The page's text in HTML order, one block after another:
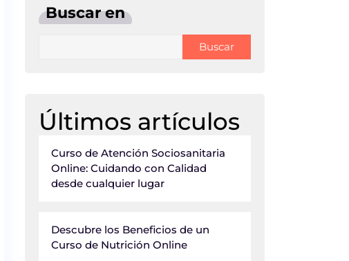
Buscar en
Buscar
Últimos artículos
Curso de Atención Sociosanitaria
Online: Cuidando con Calidad
desde cualquier lugar
Descubre los Beneficios de un
Curso de Nutrición Online